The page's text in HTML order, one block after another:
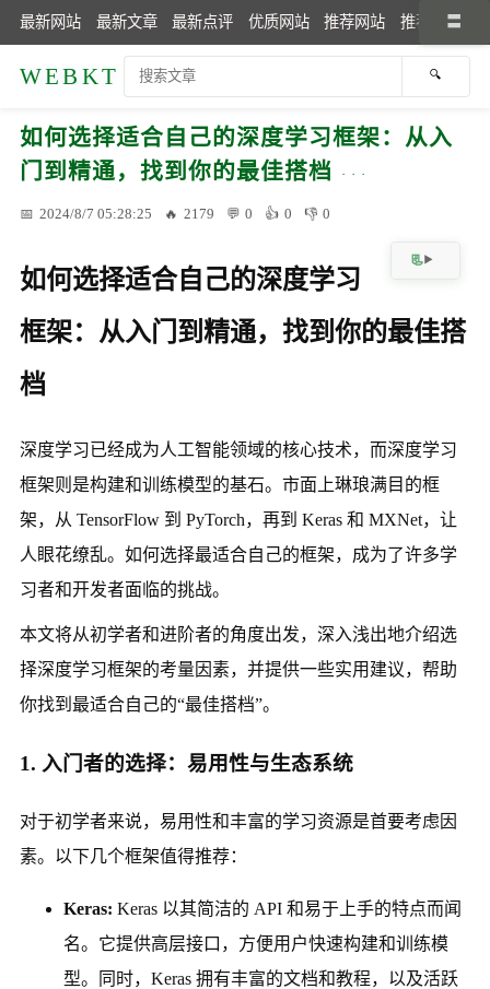
最新网站 最新文章 最新点评 优质网站 推荐网站 推荐文章
WEBKT
如何选择适合自己的深度学习框架：从入
门到精通，找到你的最佳搭档
2024/8/7 05:28:25 2179 0 0 0
如何选择适合自己的深度学习
框架：从入门到精通，找到你的最佳搭
档
深度学习已经成为人工智能领域的核心技术，而深度学习
框架则是构建和训练模型的基石。市面上琳琅满目的框
架，从 TensorFlow 到 PyTorch，再到 Keras 和 MXNet，让
人眼花缭乱。如何选择最适合自己的框架，成为了许多学
习者和开发者面临的挑战。
本文将从初学者和进阶者的角度出发，深入浅出地介绍选
择深度学习框架的考量因素，并提供一些实用建议，帮助
你找到最适合自己的“最佳搭档”。
1. 入门者的选择：易用性与生态系统
对于初学者来说，易用性和丰富的学习资源是首要考虑因
素。以下几个框架值得推荐：
Keras: Keras 以其简洁的 API 和易于上手的特点而闻
名。它提供高层接口，方便用户快速构建和训练模
型。同时，Keras 拥有丰富的文档和教程，以及活跃